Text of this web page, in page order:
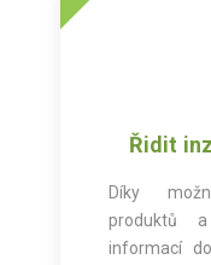
Řidit
Díky
produktů a
informací